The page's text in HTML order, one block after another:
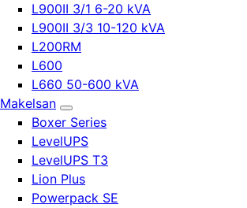
L900II 3/1 6-20 kVA
L900II 3/3 10-120 kVA
L200RM
L600
L660 50-600 kVA
Makelsan
Boxer Series
LevelUPS
LevelUPS T3
Lion Plus
Powerpack SE